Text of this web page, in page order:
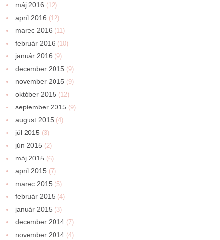
máj 2016 (12)
apríl 2016 (12)
marec 2016 (11)
február 2016 (10)
január 2016 (9)
december 2015 (9)
november 2015 (9)
október 2015 (12)
september 2015 (9)
august 2015 (4)
júl 2015 (3)
jún 2015 (2)
máj 2015 (6)
apríl 2015 (7)
marec 2015 (5)
február 2015 (4)
január 2015 (3)
december 2014 (7)
november 2014 (4)